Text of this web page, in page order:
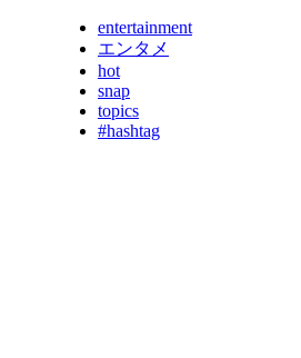
entertainment
エンタメ
hot
snap
topics
#hashtag